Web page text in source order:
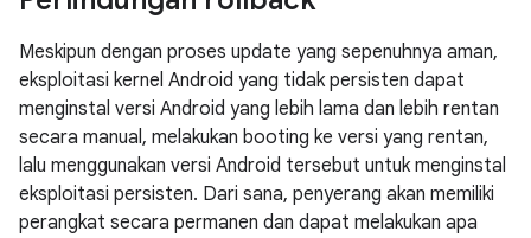
Meskipun dengan proses update yang sepenuhnya aman,
eksploitasi kernel Android yang tidak persisten dapat
menginstal versi Android yang lebih lama dan lebih rentan
secara manual, melakukan booting ke versi yang rentan,
lalu menggunakan versi Android tersebut untuk menginstal
eksploitasi persisten. Dari sana, penyerang akan memiliki
perangkat secara permanen dan dapat melakukan apa